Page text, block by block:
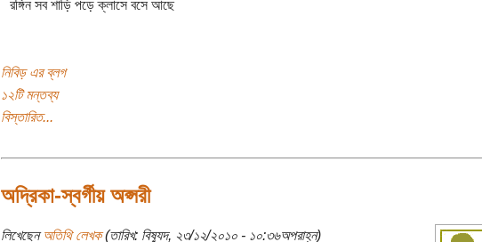
রঙ্গিন সব শাড়ি পড়ে ক্লাসে বসে আছে
নিবিড় এর ব্লগ
১২টি মন্তব্য
বিস্তারিত...
অদ্রিকা-স্বর্গীয় অপ্সরী
লিখেছেনঅতিথি লেখক(তারিখ: বিষ্যুদ, ২৩/১২/২০১০ - ১০:৩৬অপরাহ্ন)